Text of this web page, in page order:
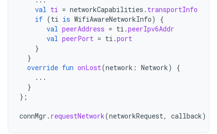
val ti = networkCapabilities . transportInfo
if (ti is WifiAwareNetworkInfo)
{
val peerAddress = ti .peerIpv6Addr
val peerPort = ti .port
}
}
override fun onLost(network : Network)
{
...
}
};
connMgr . requestNetwork(networkRequest, callback)